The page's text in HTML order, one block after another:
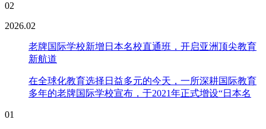
02
2026.02
老牌国际学校新增日本名校直通班，开启亚洲顶尖教育
新航道
在全球化教育选择日益多元的今天，一所深耕国际教育
多年的老牌国际学校宣布，于2021年正式增设“日本名
01